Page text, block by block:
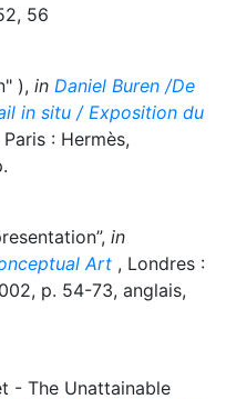
56
), in Daniel Buren /De
in situ / Exposition du
Paris : Hermès,
in
Art , Londres :
p. 54-73, anglais,
- The Unattainable